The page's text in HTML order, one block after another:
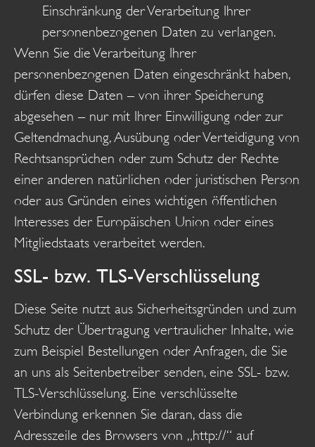
Einschränkung der Verarbeitung Ihrer
personenbezogenen Daten zu verlangen.
Wenn Sie die Verarbeitung Ihrer
personenbezogenen Daten eingeschränkt haben,
dürfen diese Daten – von ihrer Speicherung
abgesehen – nur mit Ihrer Einwilligung oder zur
Geltendmachung, Ausübung oder Verteidigung von
Rechtsansprüchen oder zum Schutz der Rechte
einer anderen natürlichen oder juristischen Person
oder aus Gründen eines wichtigen öffentlichen
Interesses der Europäischen Union oder eines
Mitgliedstaats verarbeitet werden.
SSL- bzw. TLS-Verschlüsselung
Diese Seite nutzt aus Sicherheitsgründen und zum
Schutz der Übertragung vertraulicher Inhalte, wie
zum Beispiel Bestellungen oder Anfragen, die Sie
an uns als Seitenbetreiber senden, eine SSL- bzw.
TLS-Verschlüsselung. Eine verschlüsselte
Verbindung erkennen Sie daran, dass die
Adresszeile des Browsers von „http://“ auf